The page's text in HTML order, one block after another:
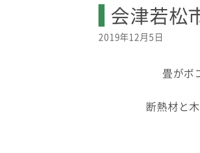
会津若
2019年12月5日
畳がボ
断熱材と